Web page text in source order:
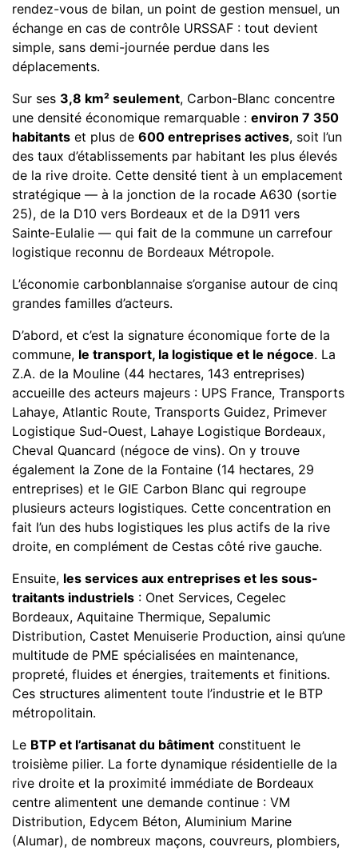
rendez-vous de bilan, un point de gestion mensuel, un
échange en cas de contrôle URSSAF : tout devient
simple, sans demi-journée perdue dans les
déplacements.
Sur ses 3,8 km² seulement, Carbon-Blanc concentre
une densité économique remarquable : environ 7 350
habitants et plus de 600 entreprises actives, soit l’un
des taux d’établissements par habitant les plus élevés
de la rive droite. Cette densité tient à un emplacement
stratégique — à la jonction de la rocade A630 (sortie
25), de la D10 vers Bordeaux et de la D911 vers
Sainte-Eulalie — qui fait de la commune un carrefour
logistique reconnu de Bordeaux Métropole.
L’économie carbonblannaise s’organise autour de cinq
grandes familles d’acteurs.
D’abord, et c’est la signature économique forte de la
commune, le transport, la logistique et le négoce. La
Z.A. de la Mouline (44 hectares, 143 entreprises)
accueille des acteurs majeurs : UPS France, Transports
Lahaye, Atlantic Route, Transports Guidez, Primever
Logistique Sud-Ouest, Lahaye Logistique Bordeaux,
Cheval Quancard (négoce de vins). On y trouve
également la Zone de la Fontaine (14 hectares, 29
entreprises) et le GIE Carbon Blanc qui regroupe
plusieurs acteurs logistiques. Cette concentration en
fait l’un des hubs logistiques les plus actifs de la rive
droite, en complément de Cestas côté rive gauche.
Ensuite, les services aux entreprises et les sous-
traitants industriels : Onet Services, Cegelec
Bordeaux, Aquitaine Thermique, Sepalumic
Distribution, Castet Menuiserie Production, ainsi qu’une
multitude de PME spécialisées en maintenance,
propreté, fluides et énergies, traitements et finitions.
Ces structures alimentent toute l’industrie et le BTP
métropolitain.
Le BTP et l’artisanat du bâtiment constituent le
troisième pilier. La forte dynamique résidentielle de la
rive droite et la proximité immédiate de Bordeaux
centre alimentent une demande continue : VM
Distribution, Edycem Béton, Aluminium Marine
(Alumar), de nombreux maçons, couvreurs, plombiers,